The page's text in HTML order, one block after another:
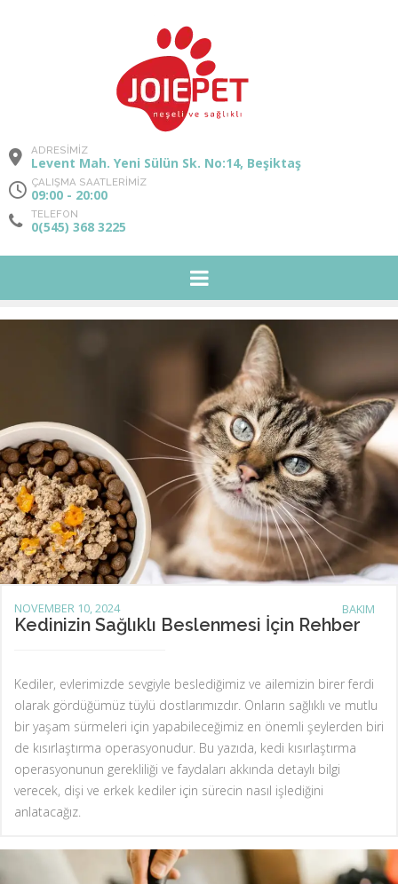
ADRESİMİZ
Levent Mah. Yeni Sülün Sk. No:14, Beşiktaş
ÇALIŞMA SAATLERİMİZ
09:00 - 20:00
TELEFON
0(545) 368 3225
BAKIM
NOVEMBER 10, 2024
Kedinizin Sağlıklı Beslenmesi İçin Rehber
Kediler, evlerimizde sevgiyle beslediğimiz ve ailemizin birer ferdi
olarak gördüğümüz tüylü dostlarımızdır. Onların sağlıklı ve mutlu
bir yaşam sürmeleri için yapabileceğimiz en önemli şeylerden biri
de kısırlaştırma operasyonudur. Bu yazıda, kedi kısırlaştırma
operasyonunun gerekliliği ve faydaları akkında detaylı bilgi
verecek, dişi ve erkek kediler için sürecin nasıl işlediğini
anlatacağız.